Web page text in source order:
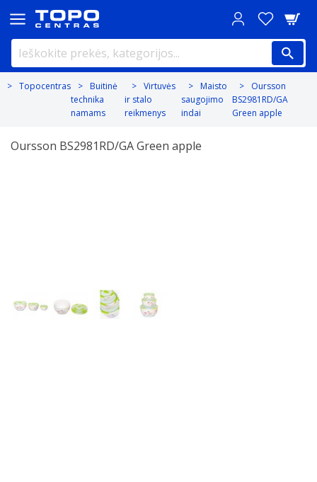
Topocentras
Buitinė
technika
namams
Virtuvės
ir stalo
reikmenys
Maisto
saugojimo
indai
Oursson
BS2981RD/GA
Green apple
Oursson BS2981RD/GA Green apple